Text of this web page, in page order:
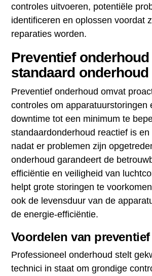
controles uitvoeren, potentiële
identificeren en oplossen voordat
reparaties worden.
Preventief
standaard onderhoud
Preventief onderhoud omvat
controles om apparatuurstoringen
downtime tot een minimum te
standaardonderhoud reactief is en
nadat er problemen zijn
onderhoud garandeert de
efficiëntie en veiligheid van
helpt grote storingen te
ook de levensduur van de
de energie-efficiëntie.
Voordelen van
Professioneel onderhoud stelt
technici in staat om grondige